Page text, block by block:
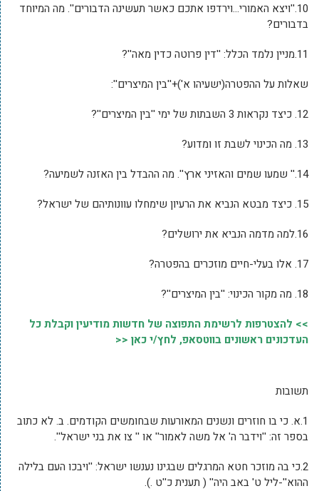
10.''ויצא האמורי…וירדפו אתכם כאשר תעשינה הדבורים''. מה המיוחד
בדבורים?
11.מניין נלמד הכלל: ''דין פרוטה כדין מאה''?
שאלות על ההפטרה(ישעיהו א')+''בין המיצרים'':
12. כיצד נקראות 3 השבתות של ימי ''בין המיצרים''?
13. מה הכינוי לשבת זו ומדוע?
14.'' שמעו שמים והאזיני ארץ''. מה ההבדל בין האזנה לשמיעה?
15. כיצד מבטא הנביא את הרעיון שימחלו עוונותיהם של ישראל?
16.למה מדמה הנביא את ירושלים?
17. אלו בעלי-חיים מוזכרים בהפטרה?
18. מה מקור הכינוי: ''בין המיצרים''?
>> להצטרפות לרשימת התפוצה של חדשות מודיעין וקבלת כל
העדכונים ראשונים בווטסאפ, לחץ/י כאן <<
תשובות
1.א. כי בו חוזרים ונשנים המאורעות שבחומשים הקודמים. ב. לא כתוב
בספר זה: ''וידבר ה' אל משה לאמור'' או '' צו את בני ישראל''.
2.כי בה מוזכר חטא המרגלים שבגינו נענשו ישראל: ''ויבכו העם בלילה
ההוא''-ליל ט' באב היה'' ( תענית כ''ט .).